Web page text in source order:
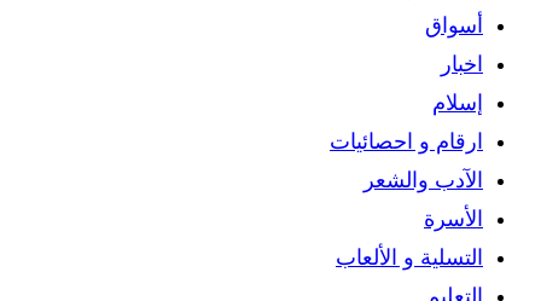
أسواق
اخبار
إسلام
ارقام و احصائيات
الآدب والشعر
الأسرة
التسلية و الألعاب
التعليم